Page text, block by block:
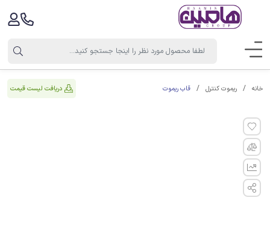
خانه ریموت کنترل قاب ریموت دریافت لیست قیمت